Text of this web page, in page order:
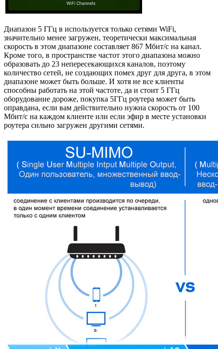
Диапазон 5 ГГц в используется только сетями WiFi,
значительно менее загружен, теоретически максимальная
скорость в этом диапазоне составляет 867 Мбит/с на канал.
Кроме того, в пространстве частот этого диапазона можно
образовать до 23 непересекающихся каналов, поэтому
количество сетей, не создающих помех друг для друга, в этом
диапазоне может быть больше. И хотя не все клиенты
способны работать на этой частоте, да и cтоит 5 ГГц
оборудование дороже, покупка 5ГГц роутера может быть
оправдана, если вам действительно нужна скорость от 100
Мбит/с на каждом клиенте или если эфир в месте установки
роутера сильно загружен другими сетями.